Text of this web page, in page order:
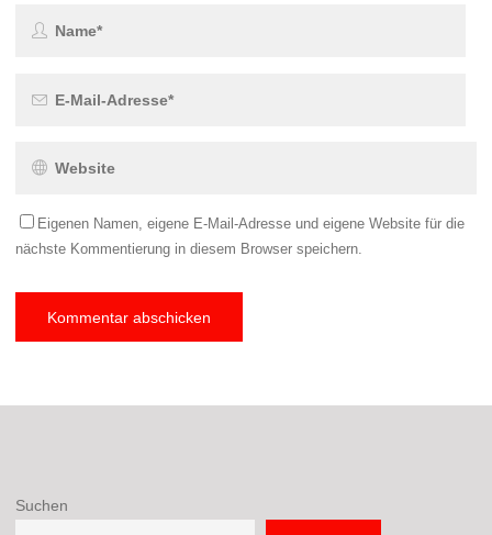
Eigenen Namen, eigene E-Mail-Adresse und eigene Website für die
nächste Kommentierung in diesem Browser speichern.
Suchen